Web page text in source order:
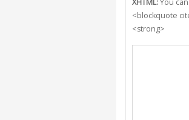
<blockquote
<strong>